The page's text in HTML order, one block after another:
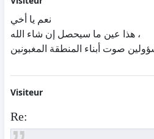
نعم يا أخي
هذا عين ما سيحصل إن شاء الله ،
صوت أبناء المنطقة المغبونين
Visiteur
Re: